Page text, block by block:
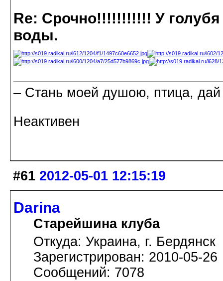
Re: Срочно!!!!!!!!!!! У
воды.
– Стань моей душою, птица,
Неактивен
#61 2012-05-01 12:15:19
Darina
Старейшина клуба
Откуда: Украина, г. Бердянск
Зарегистрирован: 2010-05-26
Сообщений: 7078